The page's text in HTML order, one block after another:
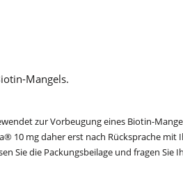
Mangels.
zur Vorbeugung eines Biotin-
10 mg daher erst nach Rücksprache
Sie die Packungsbeilage und fragen